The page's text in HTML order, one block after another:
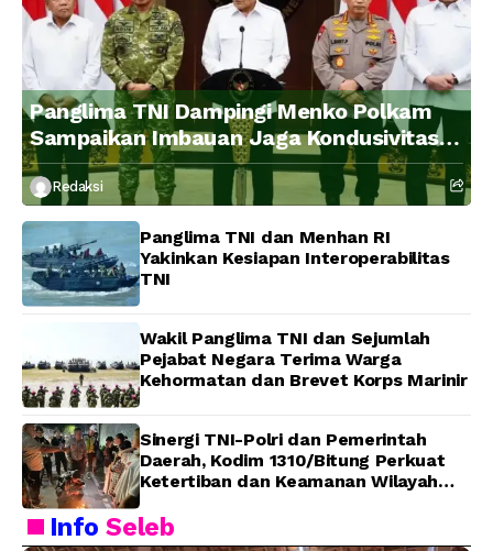
Panglima TNI Dampingi Menko Polkam
Sampaikan Imbauan Jaga Kondusivitas
Bangsa
Redaksi
Panglima TNI dan Menhan RI
Yakinkan Kesiapan Interoperabilitas
TNI
Wakil Panglima TNI dan Sejumlah
Pejabat Negara Terima Warga
Kehormatan dan Brevet Korps Marinir
Sinergi TNI-Polri dan Pemerintah
Daerah, Kodim 1310/Bitung Perkuat
Ketertiban dan Keamanan Wilayah
InfoSeleb